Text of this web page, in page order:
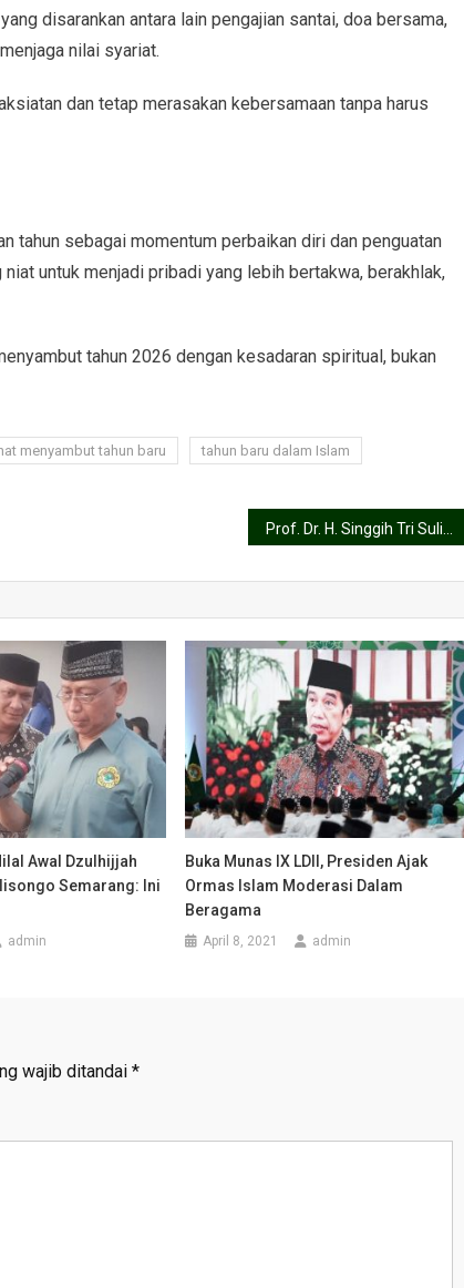
disarankan antara lain pengajian santai, doa bersama,
nilai syariat.
dan tetap merasakan kebersamaan tanpa harus
tahun sebagai momentum perbaikan diri dan penguatan
untuk menjadi pribadi yang lebih bertakwa, berakhlak,
tahun 2026 dengan kesadaran spiritual, bukan
menyambut tahun baru
tahun baru dalam Islam
Awal Dzulhijjah
Semarang: Ini
admin
Buka Munas IX LDII, Presiden Ajak
Ormas Islam Moderasi Dalam
Beragama
April 8, 2021 admin
wajib ditandai *